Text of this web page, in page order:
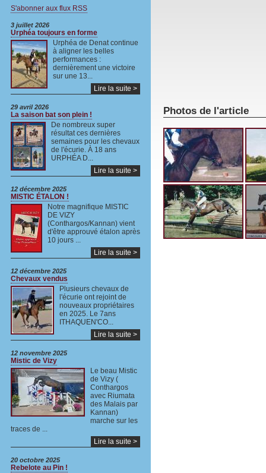
S'abonner aux flux RSS
3 juillet 2026
Urphéa toujours en forme
Urphéa de Denat continue
à aligner les belles
performances :
dernièrement une victoire
sur une 13...
Lire la suite >
29 avril 2026
La saison bat son plein !
De nombreux super
résultat ces dernières
semaines pour les chevaux
de l'écurie. À 18 ans
URPHÉA D...
Lire la suite >
12 décembre 2025
MISTIC ÉTALON !
Notre magnifique MISTIC
DE VIZY
(Conthargos/Kannan) vient
d'être approuvé étalon après
10 jours ...
Lire la suite >
12 décembre 2025
Chevaux vendus
Plusieurs chevaux de
l'écurie ont rejoint de
nouveaux propriétaires
en 2025. Le 7ans
ITHAQUEN'CO...
Lire la suite >
12 novembre 2025
Mistic de Vizy
Le beau Mistic
de Vizy (
Conthargos
avec Riumata
des Malais par
Kannan)
marche sur les
traces de ...
Lire la suite >
20 octobre 2025
Rebelote au Pin !
Photos de l'article